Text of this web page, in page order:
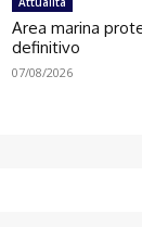
Area marina
definitivo
07/08/2026